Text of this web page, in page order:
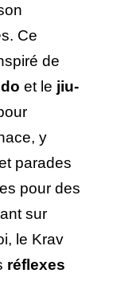
Ce
de
et le jiu-
y
parades
pour des
sur
le Krav
réflexes